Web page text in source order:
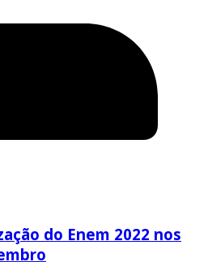
do Enem 2022 nos